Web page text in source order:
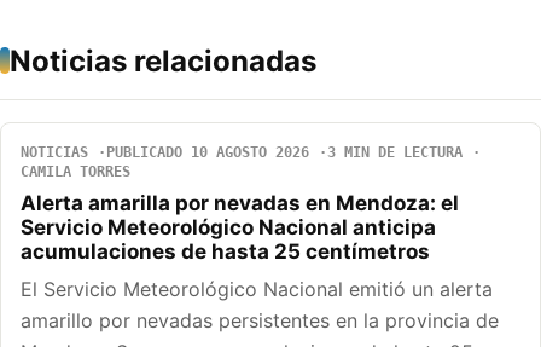
Noticias relacionadas
NOTICIAS PUBLICADO 10 AGOSTO 2026
3 MIN DE LECTURA
CAMILA TORRES
Alerta amarilla por nevadas en Mendoza: el
Servicio Meteorológico Nacional anticipa
acumulaciones de hasta 25 centímetros
El Servicio Meteorológico Nacional emitió un alerta
amarillo por nevadas persistentes en la provincia de